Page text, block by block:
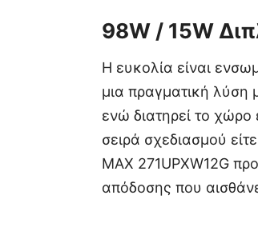
98W / 15W
Η ευκολία είναι
μια πραγματική λύση
ενώ διατηρεί το χώρο
σειρά σχεδιασμού
MAX 271UPXW12G
απόδοσης που